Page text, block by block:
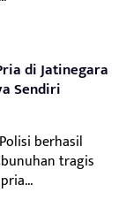
di Jatinegara
Sendiri
berhasil
tragis